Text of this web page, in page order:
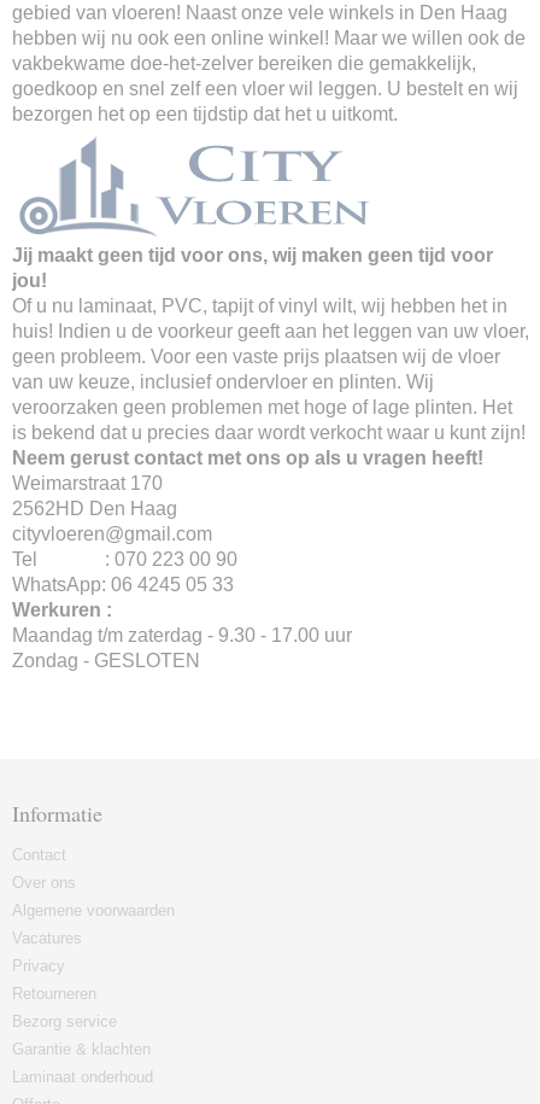
gebied van vloeren! Naast onze vele winkels in Den Haag
hebben wij nu ook een online winkel! Maar we willen ook de
vakbekwame doe-het-zelver bereiken die gemakkelijk,
goedkoop en snel zelf een vloer wil leggen. U bestelt en wij
bezorgen het op een tijdstip dat het u uitkomt.
Jij maakt geen tijd voor ons, wij maken geen tijd voor
jou!
Of u nu laminaat, PVC, tapijt of vinyl wilt, wij hebben het in
huis! Indien u de voorkeur geeft aan het leggen van uw vloer,
geen probleem. Voor een vaste prijs plaatsen wij de vloer
van uw keuze, inclusief ondervloer en plinten. Wij
veroorzaken geen problemen met hoge of lage plinten. Het
is bekend dat u precies daar wordt verkocht waar u kunt zijn!
Neem gerust contact met ons op als u vragen heeft!
Weimarstraat 170
2562HD Den Haag
cityvloeren@gmail.com
Tel : 070 223 00 90
WhatsApp: 06 4245 05 33
Werkuren :
Maandag t/m zaterdag - 9.30 - 17.00 uur
Zondag - GESLOTEN
Informatie
Contact
Over ons
Algemene voorwaarden
Vacatures
Privacy
Retourneren
Bezorg service
Garantie & klachten
Laminaat onderhoud